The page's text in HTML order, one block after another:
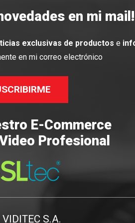
en mi mail!
exclusivas de productos e
en mi correo electrónico
E-Commerce
Profesional
VIDITEC S.A.